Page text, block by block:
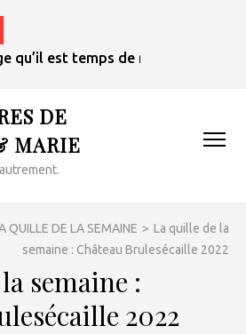
qu’il est temps de redécouvrir
DE
MARIE
QUILLE DE LA SEMAINE > La quille de la
semaine : Château Brulesécaille 2022
semaine :
2022